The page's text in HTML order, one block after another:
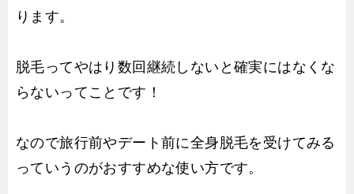
ります。
脱毛ってやはり数回継続しないと確実にはなくな
らないってことです！
なので旅行前やデート前に全身脱毛を受けてみる
っていうのがおすすめな使い方です。